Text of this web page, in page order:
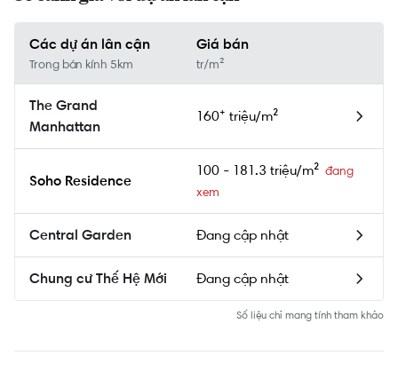
Các dự án lân cận
Trong bán kính 5km
Giá bán
tr/m²
The Grand
Manhattan
160⁺ triệu/m²
Soho Residence
100 - 181.3 triệu/m²
Central Garden Đang cập nhật
Chung cư Thế Hệ Mới Đang cập nhật
Số liệu chỉ mang tính tham khảo